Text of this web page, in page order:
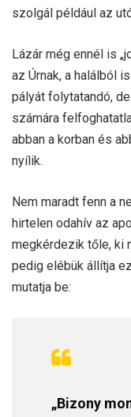
szolgál például az
Lázár még ennél is
az Úrnak, a halálból
pályát folytatandó,
számára
abban a korban és
nyílik.
Nem maradt fenn a
hirtelen odahív az
megkérdezik tőle, ki
pedig elébük állítja
mutatja be:
„Bizony